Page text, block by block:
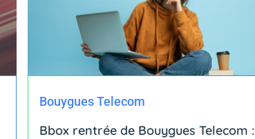
Bouygues Telecom
Bbox rentrée de Bouygues Telecom :